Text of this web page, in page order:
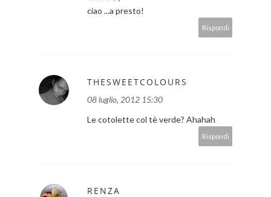
ciao ...a presto!
Rispondi
THESWEETCOLOURS
08 luglio, 2012 15:30
Le cotolette col tè verde? Ahahah
Rispondi
RENZA